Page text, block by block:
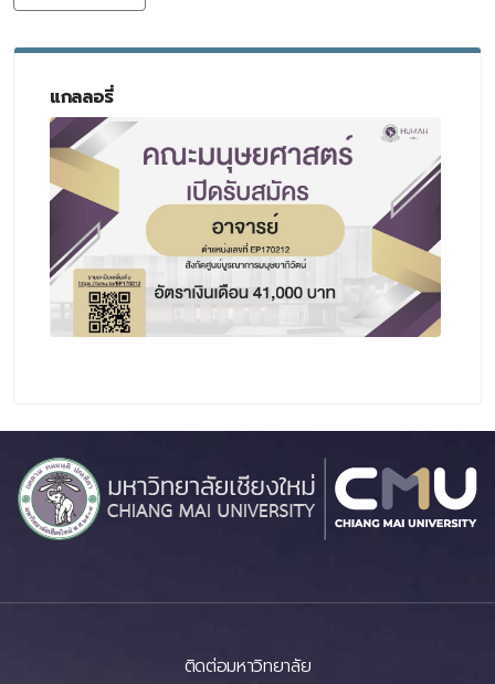
แกลลอรี่
ติดต่อมหาวิทยาลัย